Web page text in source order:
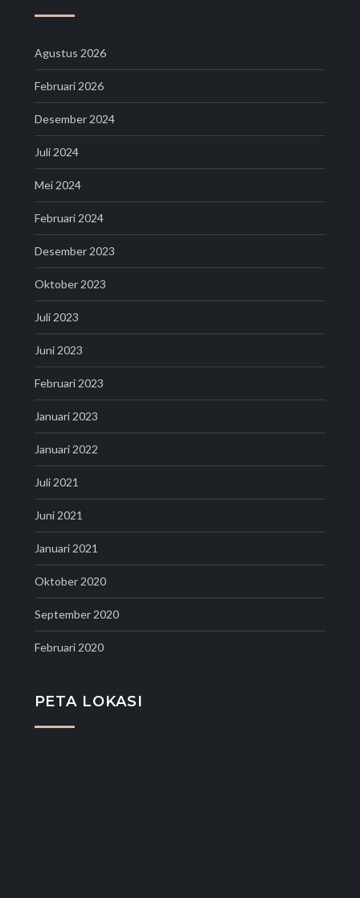
Agustus 2026
Februari 2026
Desember 2024
Juli 2024
Mei 2024
Februari 2024
Desember 2023
Oktober 2023
Juli 2023
Juni 2023
Februari 2023
Januari 2023
Januari 2022
Juli 2021
Juni 2021
Januari 2021
Oktober 2020
September 2020
Februari 2020
PETA LOKASI